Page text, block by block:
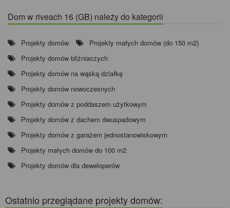
Dom w riveach 16 (GB) należy do kategorii
Projekty domów
Projekty małych domów (do 150 m2)
Projekty domów bliźniaczych
Projekty domów na wąską działkę
Projekty domów nowoczesnych
Projekty domów z poddaszem użytkowym
Projekty domów z dachem dwuspadowym
Projekty domów z garażem jednostanowiskowym
Projekty małych domów do 100 m2
Projekty domów dla deweloperów
Ostatnio przeglądane projekty domów: